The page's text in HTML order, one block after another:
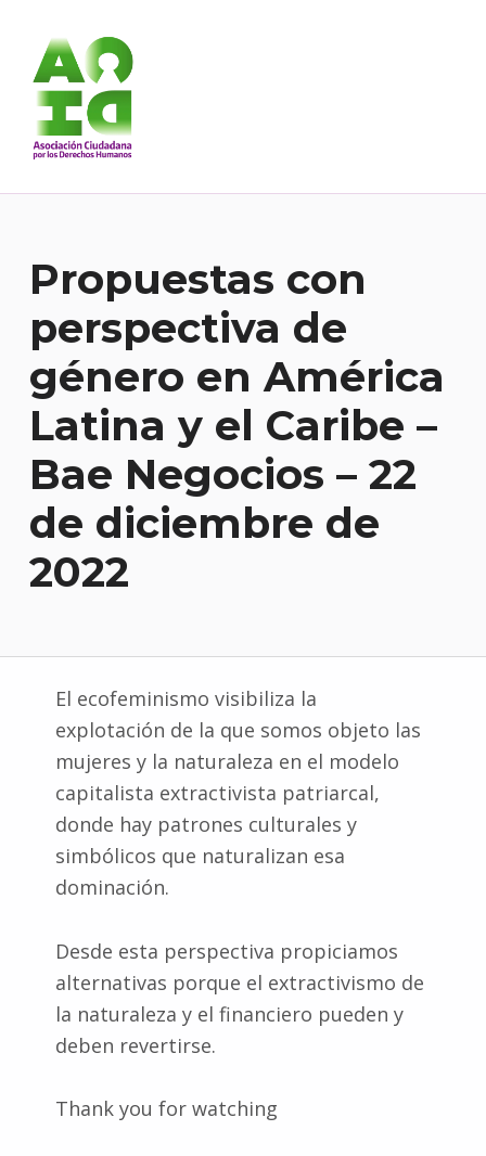
Propuestas con
perspectiva de
género en América
Latina y el Caribe –
Bae Negocios – 22
de diciembre de
2022
El ecofeminismo visibiliza la
explotación de la que somos objeto las
mujeres y la naturaleza en el modelo
capitalista extractivista patriarcal,
donde hay patrones culturales y
simbólicos que naturalizan esa
dominación.
Desde esta perspectiva propiciamos
alternativas porque el extractivismo de
la naturaleza y el financiero pueden y
deben revertirse.
Thank you for watching